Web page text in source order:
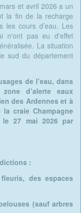
et avril 2026 a un
la fin de la recharge
les cours d’eau. Les
n'ont pas eu d'effet
La situation
sud du département
de l’eau, dans
d’alerte eaux
des Ardennes et à
craie Champagne
27 mai 2026 par
:
des espaces
(sauf arbres